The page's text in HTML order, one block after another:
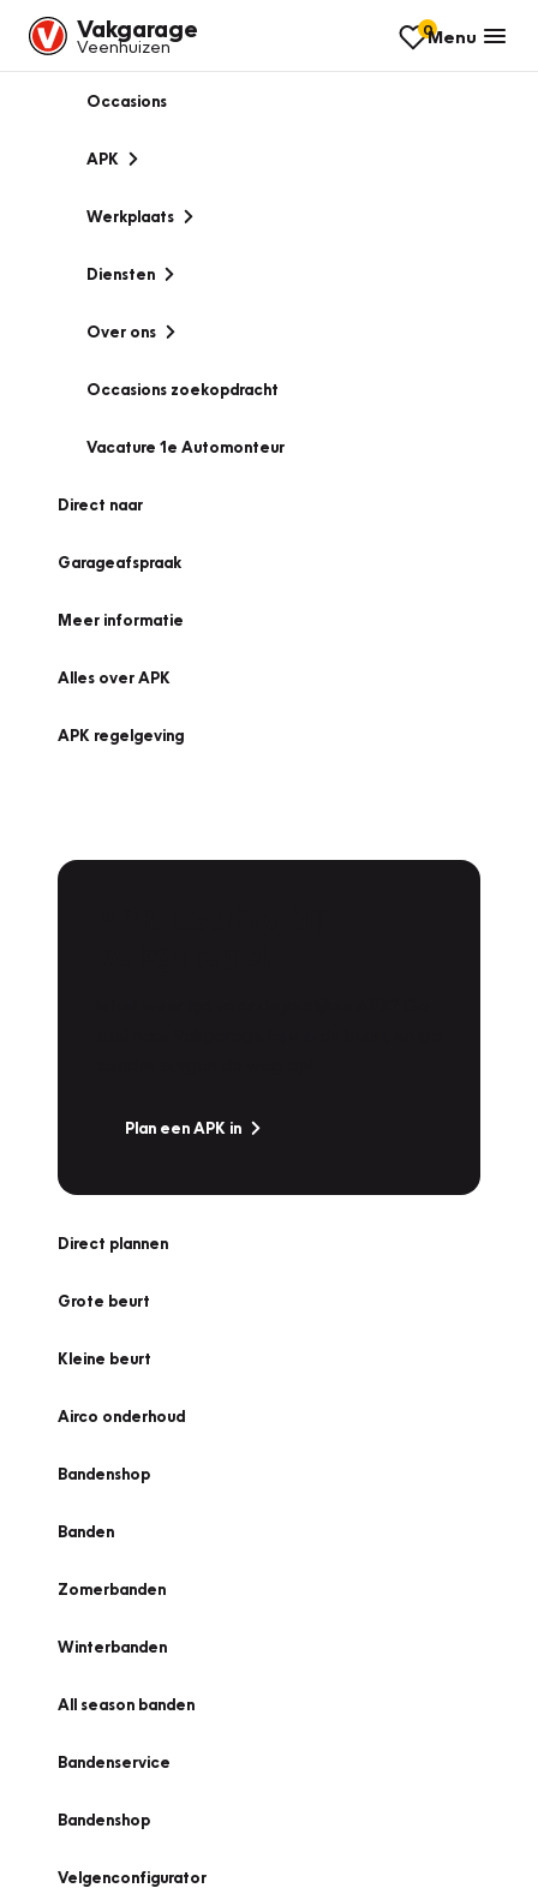
Vakgarage
Veenhuizen
0Menu
Occasions
APK
Werkplaats
Diensten
Over ons
Occasions zoekopdracht
Vacature 1e Automonteur
Direct naar
Garageafspraak
Meer informatie
Alles over APK
APK regelgeving
Plan een APK in
Direct plannen
Grote beurt
Kleine beurt
Airco onderhoud
Bandenshop
Banden
Zomerbanden
Winterbanden
All season banden
Bandenservice
Bandenshop
Velgenconfigurator